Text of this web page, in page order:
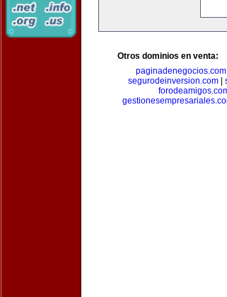
Otros dominios en venta:
paginadenegocios.com
segurodeinversion.com|